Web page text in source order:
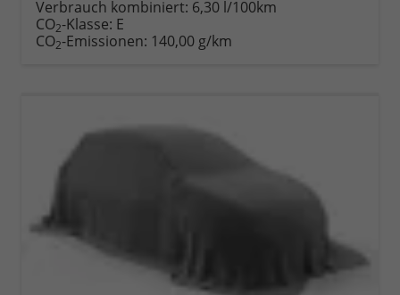
Verbrauch kombiniert: 6,30 l/100km
CO2-Klasse: E
CO2-Emissionen: 140,00 g/km